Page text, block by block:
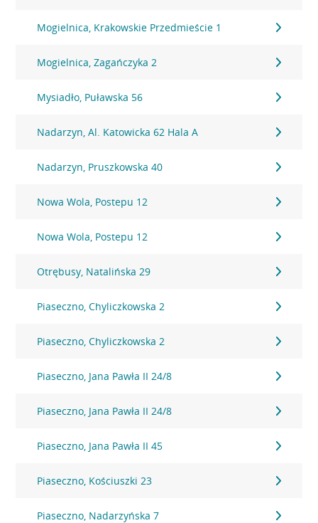
Mogielnica, Krakowskie Przedmieście 1
Mogielnica, Zagańczyka 2
Mysiadło, Puławska 56
Nadarzyn, Al. Katowicka 62 Hala A
Nadarzyn, Pruszkowska 40
Nowa Wola, Postepu 12
Nowa Wola, Postepu 12
Otrębusy, Natalińska 29
Piaseczno, Chyliczkowska 2
Piaseczno, Chyliczkowska 2
Piaseczno, Jana Pawła II 24/8
Piaseczno, Jana Pawła II 24/8
Piaseczno, Jana Pawła II 45
Piaseczno, Kościuszki 23
Piaseczno, Nadarzyńska 7